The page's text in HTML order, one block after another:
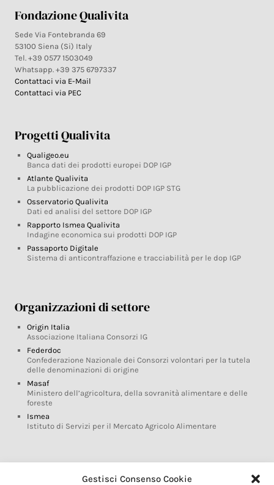
Gestisci Consenso Cookie
Fondazione Qualivita
Sede Via Fontebranda 69
53100 Siena (Si) Italy
Tel. +39 0577 1503049
Whatsapp. +39 375 6797337
Contattaci via E-Mail
Contattaci via PEC
Progetti Qualivita
Qualigeo.eu
Banca dati dei prodotti europei DOP IGP
Atlante Qualivita
La pubblicazione dei prodotti DOP IGP STG
Osservatorio Qualivita
Dati ed analisi del settore DOP IGP
Rapporto Ismea Qualivita
Indagine economica sui prodotti DOP IGP
Passaporto Digitale
Sistema di anticontraffazione e tracciabilità per le dop IGP
Organizzazioni di settore
Origin Italia
Associazione Italiana Consorzi IG
Federdoc
Confederazione Nazionale dei Consorzi volontari per la tutela
delle denominazioni di origine
Masaf
Ministero dell’agricoltura, della sovranità alimentare e delle
foreste
Ismea
Istituto di Servizi per il Mercato Agricolo Alimentare
Glossario DOP IGP